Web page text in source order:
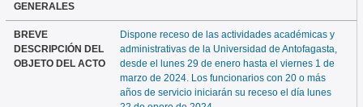
GENERALES
BREVE
DESCRIPCIÓN DEL
OBJETO DEL ACTO
Dispone receso de las actividades académicas y
administrativas de la Universidad de Antofagasta,
desde el lunes 29 de enero hasta el viernes 1 de
marzo de 2024. Los funcionarios con 20 o más
años de servicio iniciarán su receso el día lunes